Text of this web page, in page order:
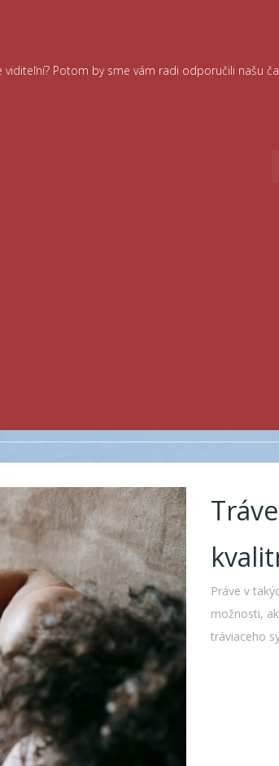
Potom by sme vám radi odporučili našu
Práve v
možnosti,
tráviaceho